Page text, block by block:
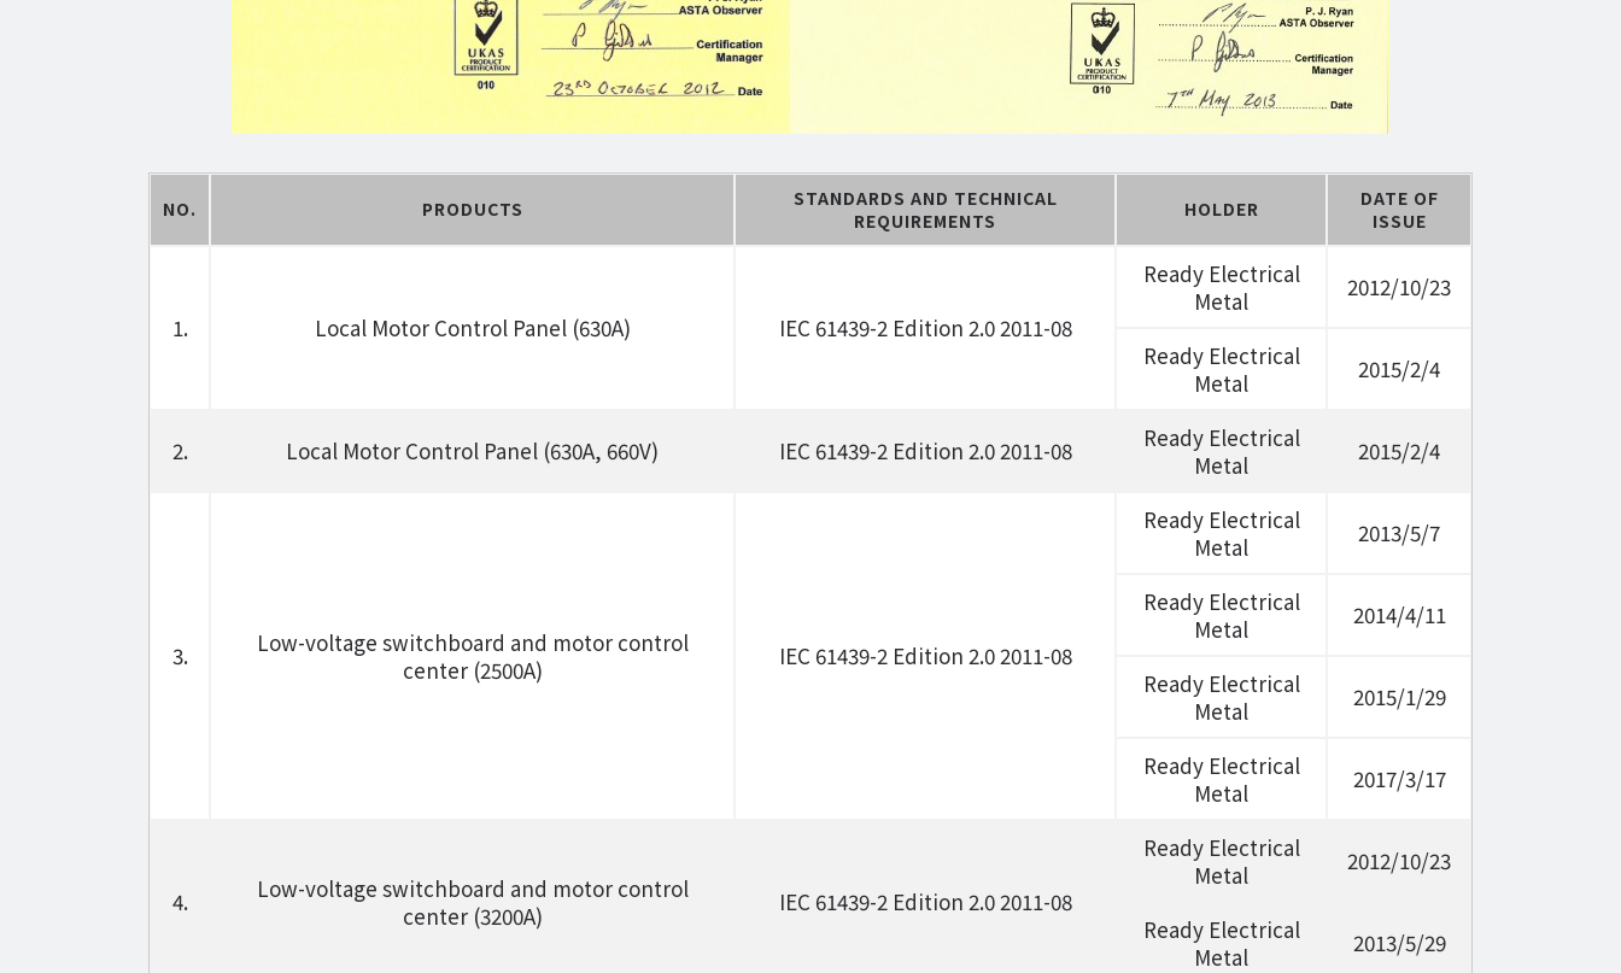
NO. PRODUCTS
STANDARDS AND TECHNICAL
REQUIREMENTS
HOLDER
DATE OF
ISSUE
1. Local Motor Control Panel (630A) IEC 61439-2 Edition 2.0 2011-08
Ready Electrical
Metal
2012/10/23
Ready Electrical
Metal
2015/2/4
2. Local Motor Control Panel (630A, 660V) IEC 61439-2 Edition 2.0 2011-08
Ready Electrical
Metal
2015/2/4
3.
Low-voltage switchboard and motor control
center (2500A)
IEC 61439-2 Edition 2.0 2011-08
Ready Electrical
Metal
2013/5/7
Ready Electrical
Metal
2014/4/11
Ready Electrical
Metal
2015/1/29
Ready Electrical
Metal
2017/3/17
4.
Low-voltage switchboard and motor control
center (3200A)
IEC 61439-2 Edition 2.0 2011-08
Ready Electrical
Metal
2012/10/23
Ready Electrical
Metal
2013/5/29